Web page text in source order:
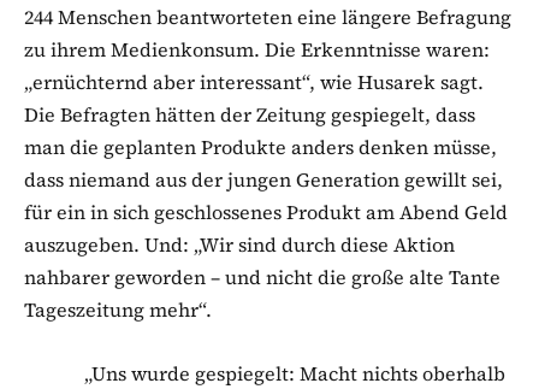
244 Menschen beantworteten eine längere Befragung
zu ihrem Medienkonsum. Die Erkenntnisse waren:
„ernüchternd aber interessant“, wie Husarek sagt.
Die Befragten hätten der Zeitung gespiegelt, dass
man die geplanten Produkte anders denken müsse,
dass niemand aus der jungen Generation gewillt sei,
für ein in sich geschlossenes Produkt am Abend Geld
auszugeben. Und: „Wir sind durch diese Aktion
nahbarer geworden – und nicht die große alte Tante
Tageszeitung mehr“.
„Uns wurde gespiegelt: Macht nichts oberhalb